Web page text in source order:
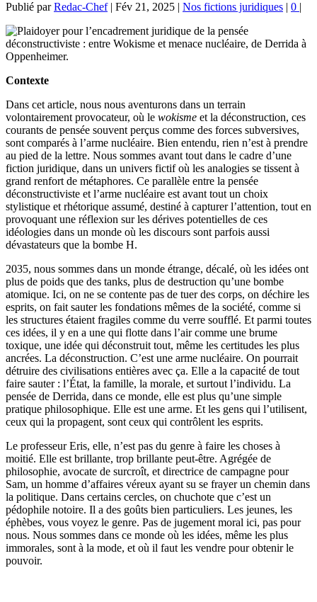
Publié parRedac-Chef| Fév 21, 2025 | Nos fictions juridiques | 0 |
Contexte
Dans cet article, nous nous aventurons dans un terrain
volontairement provocateur, où le wokisme et la déconstruction, ces
courants de pensée souvent perçus comme des forces subversives,
sont comparés à l’arme nucléaire. Bien entendu, rien n’est à prendre
au pied de la lettre. Nous sommes avant tout dans le cadre d’une
fiction juridique, dans un univers fictif où les analogies se tissent à
grand renfort de métaphores. Ce parallèle entre la pensée
déconstructiviste et l’arme nucléaire est avant tout un choix
stylistique et rhétorique assumé, destiné à capturer l’attention, tout en
provoquant une réflexion sur les dérives potentielles de ces
idéologies dans un monde où les discours sont parfois aussi
dévastateurs que la bombe H.
2035, nous sommes dans un monde étrange, décalé, où les idées ont
plus de poids que des tanks, plus de destruction qu’une bombe
atomique. Ici, on ne se contente pas de tuer des corps, on déchire les
esprits, on fait sauter les fondations mêmes de la société, comme si
les structures étaient fragiles comme du verre soufflé. Et parmi toutes
ces idées, il y en a une qui flotte dans l’air comme une brume
toxique, une idée qui déconstruit tout, même les certitudes les plus
ancrées. La déconstruction. C’est une arme nucléaire. On pourrait
détruire des civilisations entières avec ça. Elle a la capacité de tout
faire sauter : l’État, la famille, la morale, et surtout l’individu. La
pensée de Derrida, dans ce monde, elle est plus qu’une simple
pratique philosophique. Elle est une arme. Et les gens qui l’utilisent,
ceux qui la propagent, sont ceux qui contrôlent les esprits.
Le professeur Eris, elle, n’est pas du genre à faire les choses à
moitié. Elle est brillante, trop brillante peut-être. Agrégée de
philosophie, avocate de surcroît, et directrice de campagne pour
Sam, un homme d’affaires véreux ayant su se frayer un chemin dans
la politique. Dans certains cercles, on chuchote que c’est un
pédophile notoire. Il a des goûts bien particuliers. Les jeunes, les
éphèbes, vous voyez le genre. Pas de jugement moral ici, pas pour
nous. Nous sommes dans ce monde où les idées, même les plus
immorales, sont à la mode, et où il faut les vendre pour obtenir le
pouvoir.